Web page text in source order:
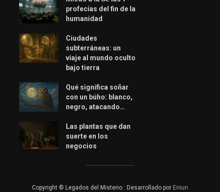
profecías del fin de la
humanidad
Ciudades
subterráneas: un
viaje al mundo oculto
bajo tierra
Qué significa soñar
con un búho: blanco,
negro, atacando…
Las plantas que dan
suerte en los
negocios
Copyright © Legados del Misterio : Desarrollado por Eniun